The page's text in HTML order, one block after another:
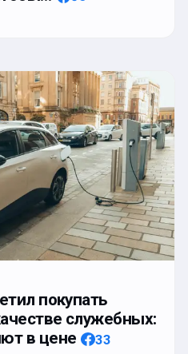
покупать
служебных:
в цене
33